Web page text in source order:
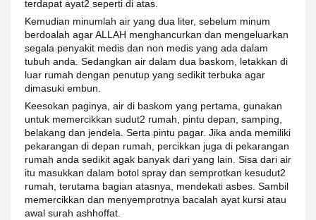
terdapat ayat2 seperti di atas.
Kemudian minumlah air yang dua liter, sebelum minum
berdoalah agar ALLAH menghancurkan dan mengeluarkan
segala penyakit medis dan non medis yang ada dalam
tubuh anda. Sedangkan air dalam dua baskom, letakkan di
luar rumah dengan penutup yang sedikit terbuka agar
dimasuki embun.
Keesokan paginya, air di baskom yang pertama, gunakan
untuk memercikkan sudut2 rumah, pintu depan, samping,
belakang dan jendela. Serta pintu pagar. Jika anda memiliki
pekarangan di depan rumah, percikkan juga di pekarangan
rumah anda sedikit agak banyak dari yang lain. Sisa dari air
itu masukkan dalam botol spray dan semprotkan kesudut2
rumah, terutama bagian atasnya, mendekati asbes. Sambil
memercikkan dan menyemprotnya bacalah ayat kursi atau
awal surah ashhoffat.